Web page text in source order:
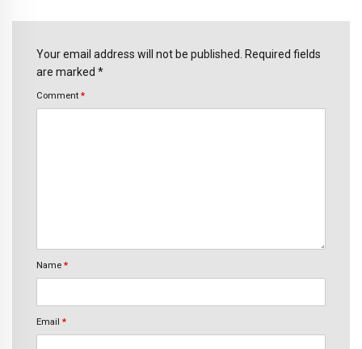
Your email address will not be published. Required fields
are marked *
Comment *
Name *
Email *